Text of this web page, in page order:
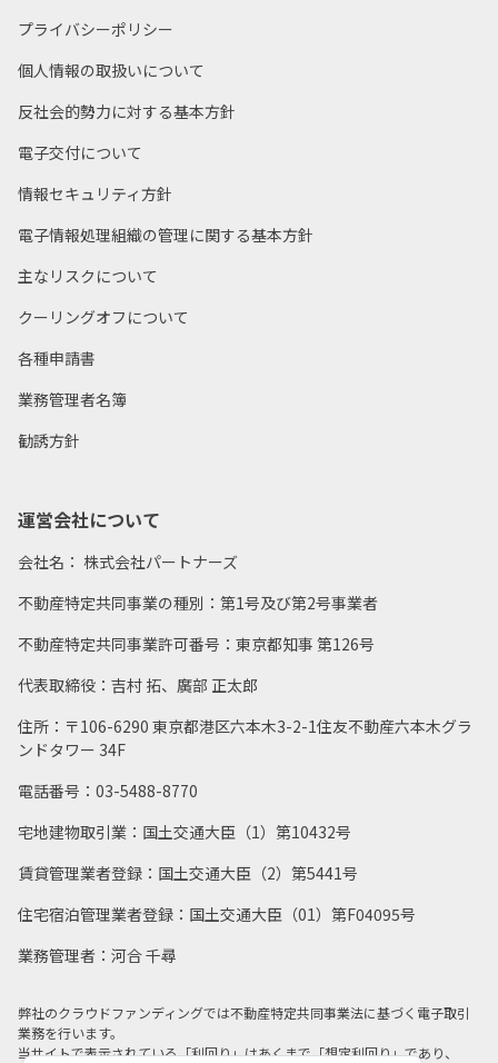
ボタンをクリックしてください。
ルにてご連絡いたします。
マイページのお知らせおよびメールに記載された「入金口
座」に、入金期日までに出資金のお振込をお願いいたしま
す。
お願いいたします。
STEP9 配当
配当金のお振込みが完了しましたら、配当結果をマイページ
運用終了月の翌々月までに配当および出資金をお振込いたし
※配当のお振込条件に付きましては、プロジェクトにより異
なる場合がございます。
プライバシーポリシー
個人情報の取扱いについて
反社会的勢力に対する基本方針
電子交付について
情報セキュリティ方針
電子情報処理組織の管理に関する基本方針
主なリスクについて
クーリングオフについて
各種申請書
業務管理者名簿
勧誘方針
運営会社について
会社名： 株式会社パートナーズ
不動産特定共同事業の種別：第1号及び第2号事業者
不動産特定共同事業許可番号：東京都知事 第126号
代表取締役：吉村 拓、廣部 正太郎
住所：〒106-6290 東京都港区六本木3-2-1住友不動産六本木グラ
ンドタワー 34F
電話番号：03-5488-8770
宅地建物取引業：国土交通大臣（1）第10432号
賃貸管理業者登録：国土交通大臣（2）第5441号
住宅宿泊管理業者登録：国土交通大臣（01）第F04095号
業務管理者：河合 千尋
弊社のクラウドファンディングでは不動産特定共同事業法に基づく電子取引
業務を行います。
当サイトで表示されている「利回り」はあくまで「想定利回り」であり、